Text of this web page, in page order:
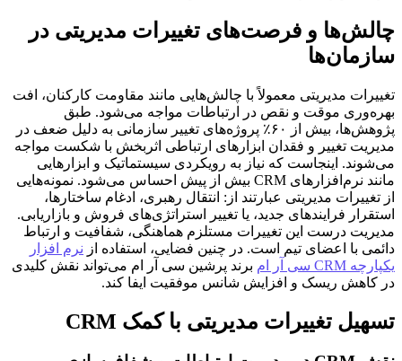
چالش‌ها و فرصت‌های تغییرات مدیریتی در
سازمان‌ها
تغییرات مدیریتی معمولاً با چالش‌هایی مانند مقاومت کارکنان، افت
بهره‌وری موقت و نقص در ارتباطات مواجه می‌شود. طبق
پژوهش‌ها، بیش از ۶۰٪ پروژه‌های تغییر سازمانی به دلیل ضعف در
مدیریت تغییر و فقدان ابزارهای ارتباطی اثربخش با شکست مواجه
می‌شوند. اینجاست که نیاز به رویکردی سیستماتیک و ابزارهایی
مانند نرم‌افزارهای CRM بیش از پیش احساس می‌شود. نمونه‌هایی
از تغییرات مدیریتی عبارتند از: انتقال رهبری، ادغام ساختارها،
استقرار فرایندهای جدید، یا تغییر استراتژی‌های فروش و بازاریابی.
مدیریت درست این تغییرات مستلزم هماهنگی، شفافیت و ارتباط
دائمی با اعضای تیم است. در چنین فضایی، استفاده از نرم افزار
یکپارچه CRM سی آر ام
برند پرشین سی آر ام می‌تواند نقش کلیدی
در کاهش ریسک و افزایش شانس موفقیت ایفا کند.
تسهیل تغییرات مدیریتی با کمک CRM